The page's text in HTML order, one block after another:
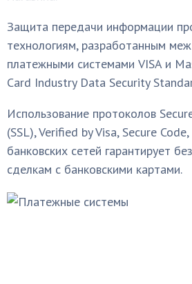
Защита передачи информации
технологиям, разработанным
платежными системами VISA и
Card Industry Data Security
Использование протоколов
(SSL), Verified by Visa, Secure
банковских сетей гарантирует
сделкам с банковскими картами.